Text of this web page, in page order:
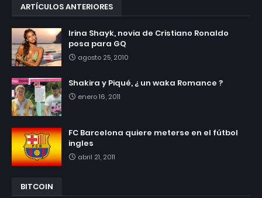
ARTÍCULOS ANTERIORES
Irina Shayk, novia de Cristiano Ronaldo
posa para GQ
agosto 25, 2010
Shakira y Piqué, ¿ un waka Romance ?
enero 16, 2011
FC Barcelona quiere meterse en el fútbol
ingles
abril 21, 2011
BITCOIN